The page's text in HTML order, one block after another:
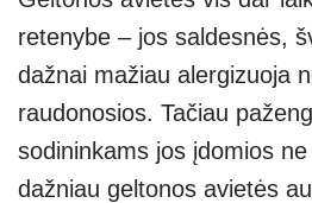
retenybe – jos saldesnės,
dažnai mažiau alergizuoja
raudonosios. Tačiau
sodininkams jos įdomios
dažniau geltonos avietės